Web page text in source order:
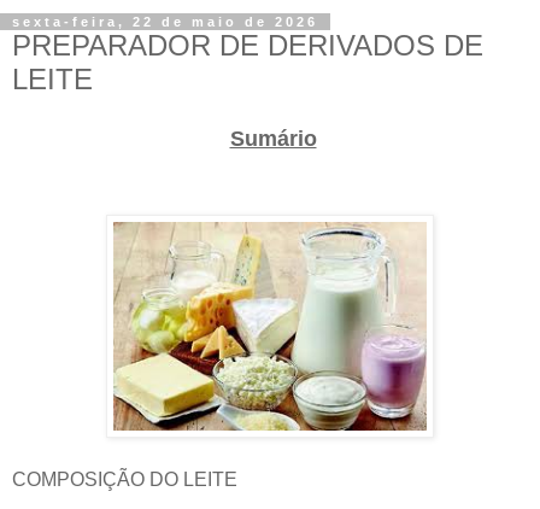
sexta-feira, 22 de maio de 2026
PREPARADOR DE DERIVADOS DE
LEITE
Sumário
COMPOSIÇÃO DO LEITE